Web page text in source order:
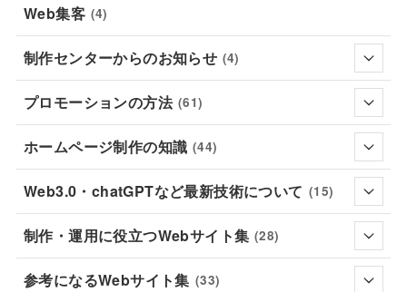
Web集客 (4)
制作センターからのお知らせ (4)
プロモーションの方法 (61)
ホームページ制作の知識 (44)
Web3.0・chatGPTなど最新技術について (15)
制作・運用に役立つWebサイト集 (28)
参考になるWebサイト集 (33)